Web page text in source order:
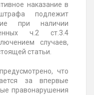
наказание в
подлежит
при наличии
ч.2 ст.3.4
случаев,
статьи.
что
за впервые
правонарушения